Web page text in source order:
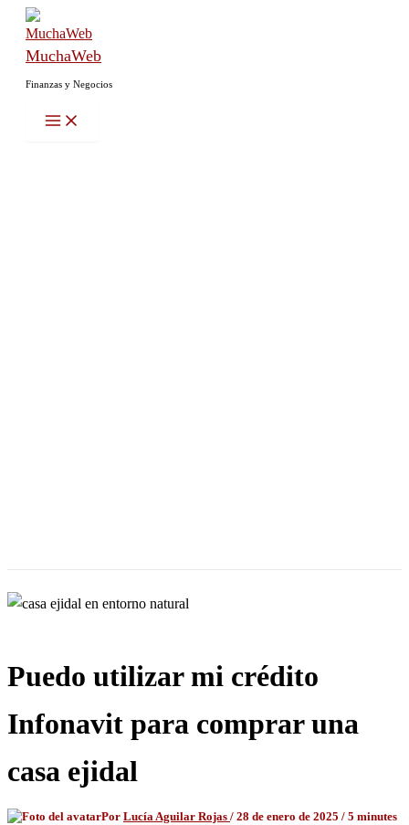
contenido
MuchaWeb
Finanzas y Negocios
Puedo utilizar mi crédito
Infonavit para comprar una
casa ejidal
Por Lucía Aguilar Rojas / 28 de enero de 2025 / 5 minutes